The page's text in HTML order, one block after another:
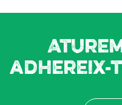
adhereix-